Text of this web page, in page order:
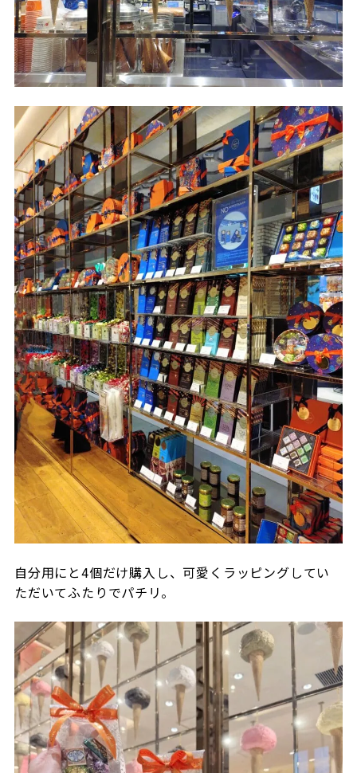
自分用にと4個だけ購入し、可愛くラッピングしてい
ただいてふたりでパチリ。